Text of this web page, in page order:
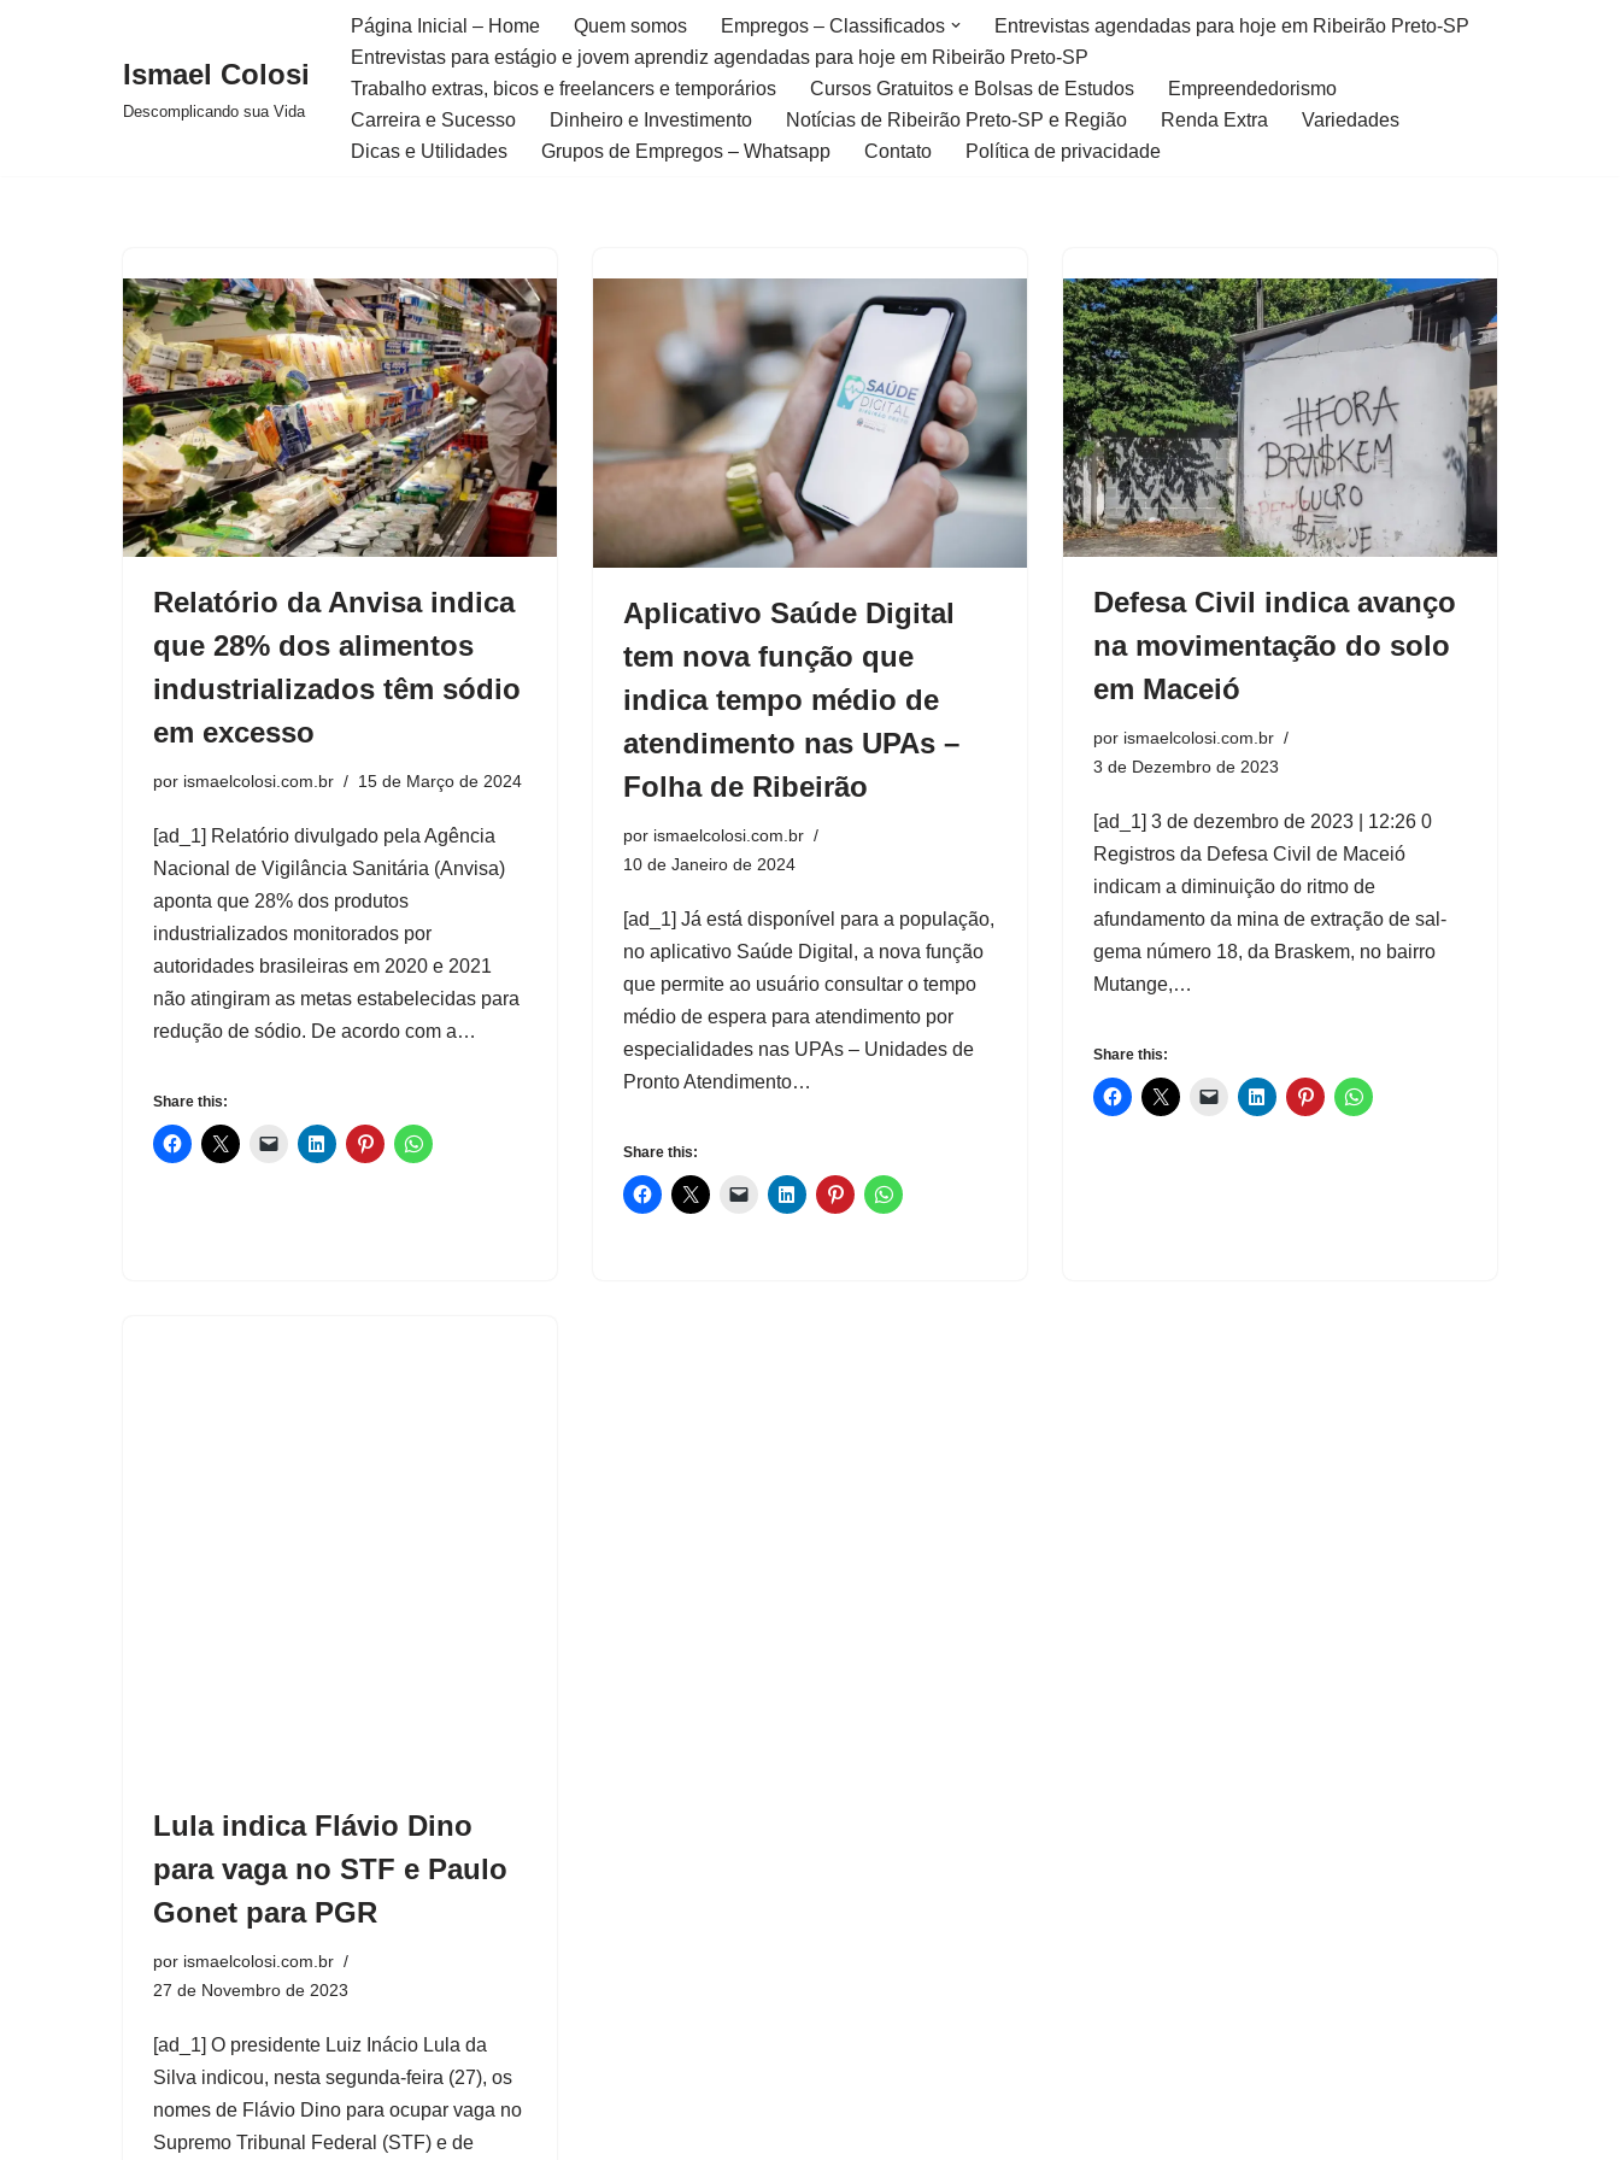
Ismael Colosi
Descomplicando sua Vida
Página Inicial – Home Quem somos Empregos – Classificados
Entrevistas agendadas para hoje em Ribeirão Preto-SP
Entrevistas para estágio e jovem aprendiz agendadas para hoje em Ribeirão Preto-SP
Trabalho extras, bicos e freelancers e temporários
Cursos Gratuitos e Bolsas de Estudos
Empreendedorismo
Carreira e Sucesso
Dinheiro e Investimento Notícias de Ribeirão Preto-SP e Região Renda Extra
Variedades
Dicas e Utilidades
Grupos de Empregos – Whatsapp Contato Política de privacidade
Relatório da Anvisa indica
que 28% dos alimentos
industrializados têm sódio
em excesso
por ismaelcolosi.com.br 15 de Março de 2024
[ad_1] Relatório divulgado pela Agência
Nacional de Vigilância Sanitária (Anvisa)
aponta que 28% dos produtos
industrializados monitorados por
autoridades brasileiras em 2020 e 2021
não atingiram as metas estabelecidas para
redução de sódio. De acordo com a…
Share this:
Aplicativo Saúde Digital
tem nova função que
indica tempo médio de
atendimento nas UPAs –
Folha de Ribeirão
por ismaelcolosi.com.br
10 de Janeiro de 2024
[ad_1] Já está disponível para a população,
no aplicativo Saúde Digital, a nova função
que permite ao usuário consultar o tempo
médio de espera para atendimento por
especialidades nas UPAs – Unidades de
Pronto Atendimento…
Share this:
Defesa Civil indica avanço
na movimentação do solo
em Maceió
por ismaelcolosi.com.br
3 de Dezembro de 2023
[ad_1] 3 de dezembro de 2023 | 12:26 0
Registros da Defesa Civil de Maceió
indicam a diminuição do ritmo de
afundamento da mina de extração de sal-
gema número 18, da Braskem, no bairro
Mutange,…
Share this:
Lula indica Flávio Dino
para vaga no STF e Paulo
Gonet para PGR
por ismaelcolosi.com.br
27 de Novembro de 2023
[ad_1] O presidente Luiz Inácio Lula da
Silva indicou, nesta segunda-feira (27), os
nomes de Flávio Dino para ocupar vaga no
Supremo Tribunal Federal (STF) e de